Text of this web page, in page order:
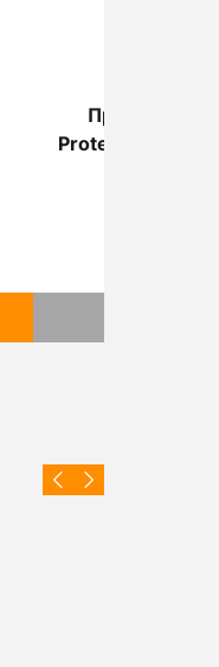
Профиль
Protex